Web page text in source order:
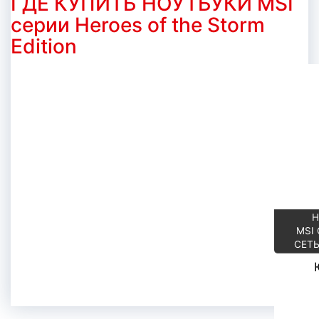
серии Heroes of the Storm
Edition
MSI